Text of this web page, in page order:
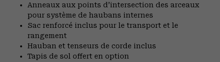
Anneaux aux points d’intersection des arceaux
pour système de haubans internes
Sac renforcé inclus pour le transport et le
rangement
Hauban et tenseurs de corde inclus
Tapis de sol offert en option